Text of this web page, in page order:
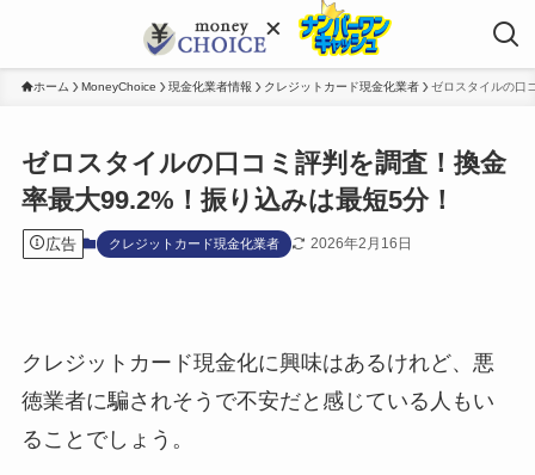
ホーム MoneyChoice 現金化業者情報 クレジットカード現金化業者 ゼロスタイルの口
ゼロスタイルの口コミ評判を調査！換金
率最大99.2%！振り込みは最短5分！
広告 クレジットカード現金化業者 2026年2月16日
クレジットカード現金化に興味はあるけれど、悪
徳業者に騙されそうで不安だと感じている人もい
ることでしょう。